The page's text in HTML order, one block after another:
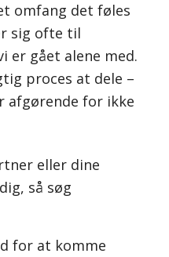
omfang det føles
sig ofte til
er gået alene med.
proces at dele –
afgørende for ikke
eller dine
så søg
for at komme